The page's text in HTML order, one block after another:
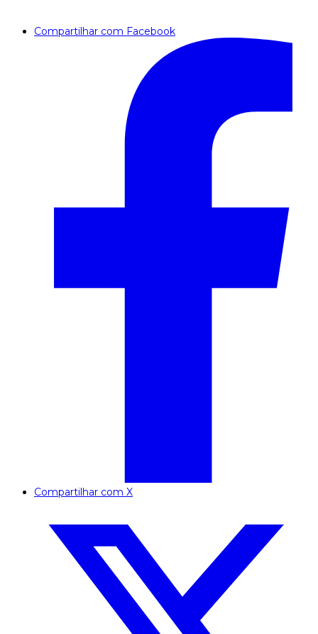
Compartilhar com Facebook
Compartilhar com X